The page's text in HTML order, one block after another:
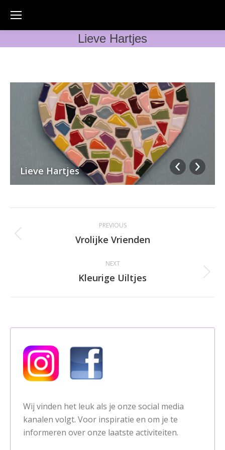
Lieve Hartjes
Lieve Hartjes
navigation
PREVIOUS
Previous
Vrolijke Vrienden
NEXT
Next
Kleurige Uiltjes
Wij vinden het leuk als je onze social media
kanalen volgt. Voor inspiratie en om je te
informeren over onze laatste activiteiten.